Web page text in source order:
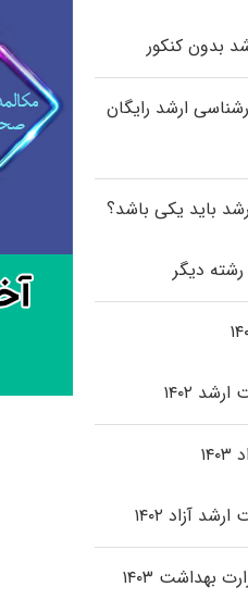
بدون کنکور
ارشد رایگان
باید یکی باشد؟
دیگر
۱۴۰۲
آزاد ۱۴۰۲
بهداشت ۱۴۰۳